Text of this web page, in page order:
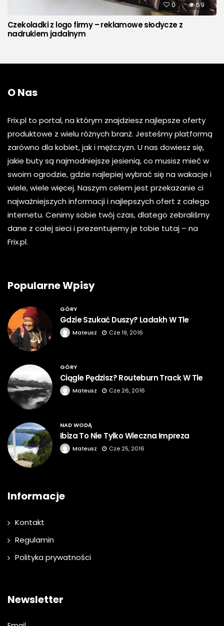
0 69
Czekoladki z logo firmy – reklamowe słodycze z
nadrukiem jadalnym
O Nas
Frix.pl to portal, na którym znajdziesz najlepsze oferty
produktowe z wielu różnych branż. Jesteśmy platformą
zarówno dla kobiet, jak i mężczyzn. U nas dowiesz się,
jakie buty są najmodniejsze jesienią, co musisz mieć w
swoim ogrodzie, gdzie najlepiej wybrać się na wakacje i
wiele, wiele więcej. Naszym celem jest przekazanie ci
najważniejszych informacji i najlepszych ofert z całego
internetu. Cenimy sobie twój czas, dlatego zebraliśmy
dane z całej sieci i prezentujemy je tobie tutaj – na
Frix.pl.
Popularne Wpisy
GÓRY
Gdzie Szukać Duszy? Ladakh W Tle
Mateusz Cze 19, 2016
GÓRY
Ciągle Pędzisz? Routeburn Track W Tle
Mateusz Cze 26, 2016
NAD WODĄ
Ibiza To Nie Tylko Wieczna Impreza
Mateusz Cze 25, 2016
Informacje
Kontakt
Regulamin
Polityka prywatności
Newsletter